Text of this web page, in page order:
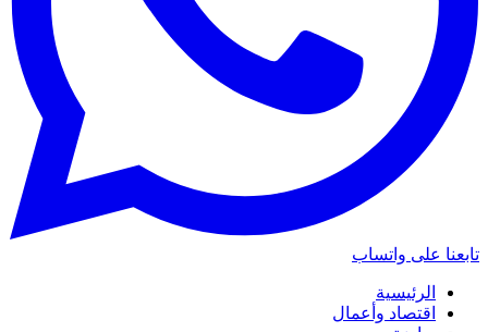
تابعنا على واتساب
الرئيسية
اقتصاد وأعمال